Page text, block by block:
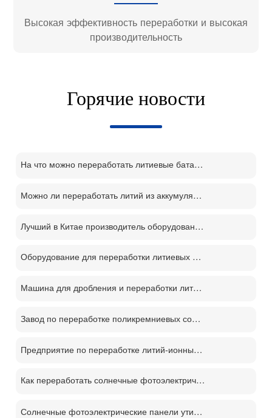
Высокая эффективность переработки и высокая
производительность
Горячие новости
На что можно переработать литиевые батареи?
Можно ли переработать литий из аккумуляторов?
Лучший в Китае производитель оборудования для переработки литий-ионных аккумуляторов
Оборудование для переработки литиевых батарей демонтаж отслуживших свой срок батарей процесс переработки м
Машина для дробления и переработки литиевых батарей
Завод по переработке поликремниевых солнечных панелей PV
Предприятие по переработке литий-ионных аккумуляторов
Как переработать солнечные фотоэлектрические панели？
Солнечные фотоэлектрические панели утилизации машина цена